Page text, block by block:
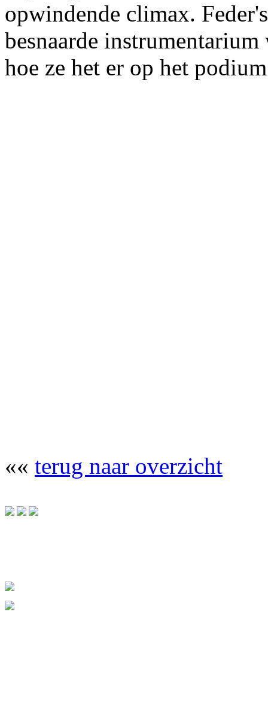
opwindende climax.
besnaarde
hoe ze het er op het
«« terug naar overzicht